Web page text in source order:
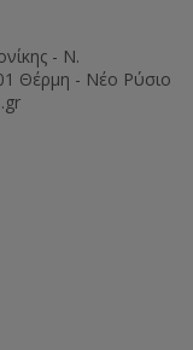
- Ν.
Θέρμη - Νέο Ρύσιο